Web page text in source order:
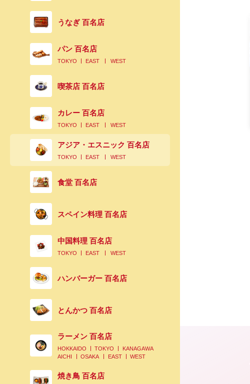
うなぎ 百名店
パン 百名店
TOKYO EAST WEST
喫茶店 百名店
カレー 百名店
TOKYO EAST WEST
アジア・エスニック 百名店
TOKYO EAST WEST
食堂 百名店
スペイン料理 百名店
中国料理 百名店
TOKYO EAST WEST
ハンバーガー 百名店
とんかつ 百名店
ラーメン 百名店
HOKKAIDO TOKYO
KANAGAWA
AICHI
OSAKA EAST WEST
焼き鳥 百名店